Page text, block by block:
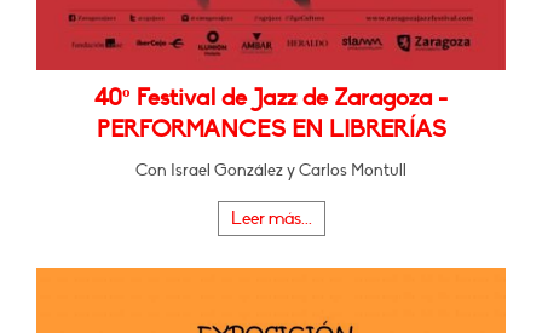
40º Festival de Jazz de Zaragoza -
PERFORMANCES EN LIBRERÍAS
Con Israel González y Carlos Montull
Leer más...